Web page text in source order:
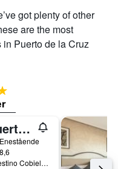
got plenty of other
are the most
Puerto de la Cruz
Hotel Puerto Palace
Enestående
8,6
C/ Doctor Celestino Cobiella Zaera, 2, Puerto de la Cruz, Tenerife, Spania